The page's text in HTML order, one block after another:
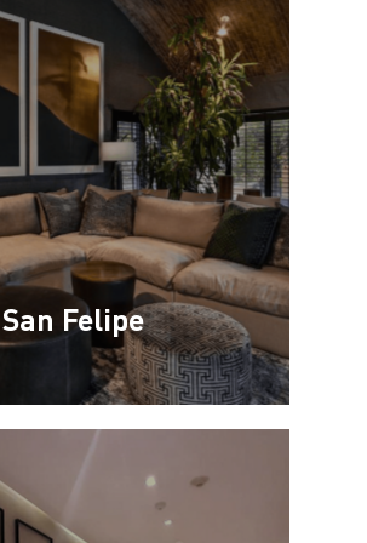
San Felipe